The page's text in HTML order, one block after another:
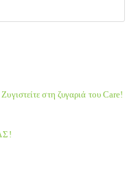
στη ζυγαριά του Care!